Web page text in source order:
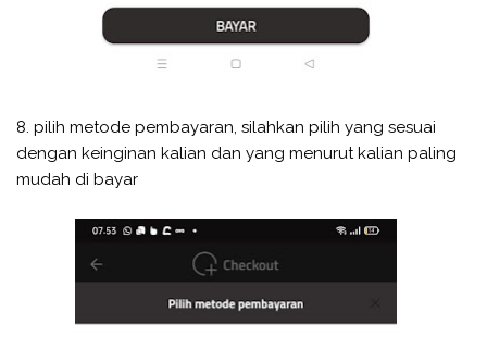
8. pilih metode pembayaran, silahkan pilih yang sesuai
dengan keinginan kalian dan yang menurut kalian paling
mudah di bayar